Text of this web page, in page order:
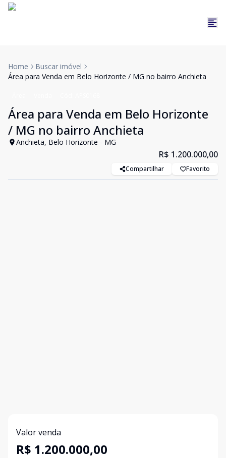
Home
Buscar imóvel
Área para Venda em Belo Horizonte / MG no bairro Anchieta
Área para Venda em Belo Horizonte
/ MG no bairro Anchieta
Anchieta, Belo Horizonte - MG
R$ 1.200.000,00
Compartilhar Favorito
Valor venda
R$ 1.200.000,00